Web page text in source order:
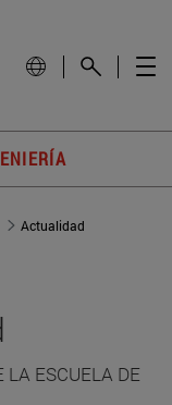
Actualidad
LA ESCUELA DE